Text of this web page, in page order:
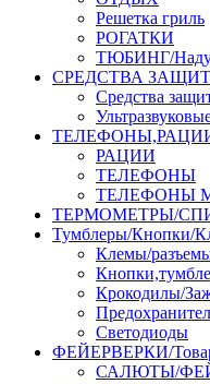
Решетка гриль
РОГАТКИ
ТЮБИНГ/
СРЕДСТВА
Средства
РАЦИИ
ТЕЛЕФОНЫ
ТЕЛЕФОНЫ
ТЕРМОМЕТРЫ/
Тумблеры/Кнопки/
Клемы/
Крокодилы/
Светодиоды
ФЕЙЕРВЕРКИ/
САЛЮТЫ/